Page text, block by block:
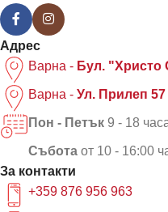
Адрес
Варна - Бул. "Христо
Варна - Ул. Прилеп 57
Пон - Петък 9 - 18
Събота от 10 - 16:00
За контакти
+359 876 956 963